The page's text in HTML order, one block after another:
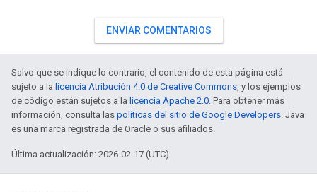
ENVIAR COMENTARIOS
Salvo que se indique lo contrario, el contenido de esta página está
sujeto a la licencia Atribución 4.0 de Creative Commons, y los ejemplos
de código están sujetos a la licencia Apache 2.0. Para obtener más
información, consulta las políticas del sitio de Google Developers. Java
es una marca registrada de Oracle o sus afiliados.
Última actualización: 2026-02-17 (UTC)